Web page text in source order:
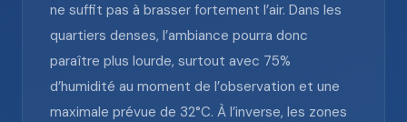
ne suffit pas à brasser fortement l’air. Dans les
quartiers denses, l’ambiance pourra donc
paraître plus lourde, surtout avec 75%
d’humidité au moment de l’observation et une
maximale prévue de 32°C. À l’inverse, les zones